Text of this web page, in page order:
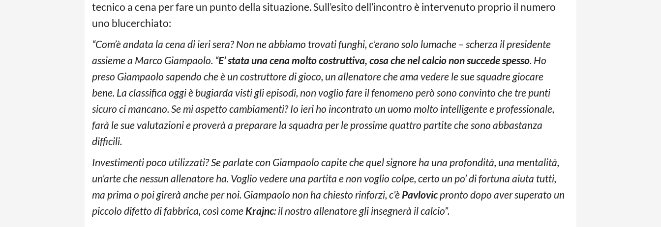
tecnico a cena per fare un punto della situazione. Sull’esito dell’incontro è intervenuto proprio il numero
uno blucerchiato:
“Com’è andata la cena di ieri sera? Non ne abbiamo trovati funghi, c’erano solo lumache – scherza il presidente
assieme a Marco Giampaolo. “E’ stata una cena molto costruttiva, cosa che nel calcio non succede spesso. Ho
preso Giampaolo sapendo che è un costruttore di gioco, un allenatore che ama vedere le sue squadre giocare
bene. La classifica oggi è bugiarda visti gli episodi, non voglio fare il fenomeno però sono convinto che tre punti
sicuro ci mancano. Se mi aspetto cambiamenti? Io ieri ho incontrato un uomo molto intelligente e professionale,
farà le sue valutazioni e proverà a preparare la squadra per le prossime quattro partite che sono abbastanza
difficili.
Investimenti poco utilizzati? Se parlate con Giampaolo capite che quel signore ha una profondità, una mentalità,
un’arte che nessun allenatore ha. Voglio vedere una partita e non voglio colpe, certo un po’ di fortuna aiuta tutti,
ma prima o poi girerà anche per noi. Giampaolo non ha chiesto rinforzi, c’è Pavlovicpronto dopo aver superato un
piccolo difetto di fabbrica, così come Krajnc: il nostro allenatore gli insegnerà il calcio”.